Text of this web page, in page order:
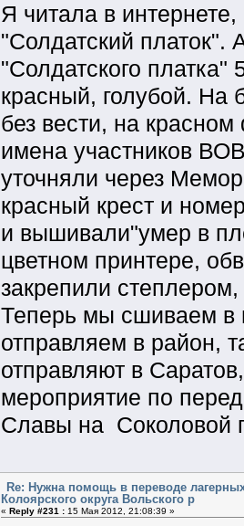
Я читала в
"Солдатский платок".
"Солдатского
красный, голубой.
без вести, на
имена участников
уточняли через
красный крест и
и вышивали"умер в
цветном принтере,
закрепили
Теперь мы сшиваем
отправляем в район,
отправляют в
мероприятие по
Славы на Соколовой
Re: Нужна помощь в переводе
Колоярского округа Вольского р
« Reply #231 :15 Мая 2012, 21:08:39 »